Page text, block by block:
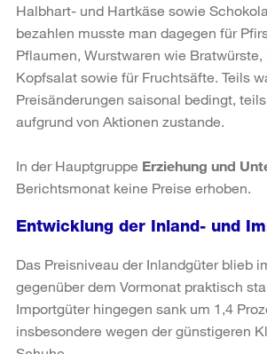
Halbhart- und Hartkäse sowie
bezahlen musste man dagegen für
Pflaumen, Wurstwaren wie Bratwürste,
Kopfsalat sowie für Fruchtsäfte. Teils
Preisänderungen saisonal bedingt,
aufgrund von Aktionen zustande.
In der Hauptgruppe Erziehung und
Berichtsmonat keine Preise erhoben.
Entwicklung der Inland- und
Das Preisniveau der Inlandgüter blieb
gegenüber dem Vormonat praktisch
Importgüter hingegen sank um 1,4
insbesondere wegen der günstigeren